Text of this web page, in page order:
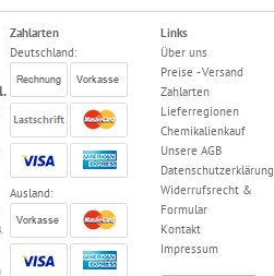
Zahlarten
Deutschland:
Ausland:
Links
Über uns
Preise - Versand
Zahlarten
Lieferregionen
Chemikalienkauf
Unsere AGB
Datenschutzerklärung
Widerrufsrecht &
Formular
Kontakt
Impressum